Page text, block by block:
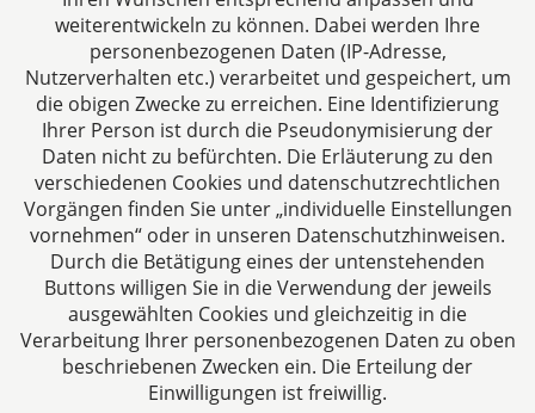
Impressum
Datenschutzerklärung
weiterentwickeln zu können. Dabei werden Ihre
personenbezogenen Daten (IP-Adresse,
Nutzerverhalten etc.) verarbeitet und gespeichert, um
die obigen Zwecke zu erreichen. Eine Identifizierung
Ihrer Person ist durch die Pseudonymisierung der
Daten nicht zu befürchten. Die Erläuterung zu den
verschiedenen Cookies und datenschutzrechtlichen
Vorgängen finden Sie unter „individuelle Einstellungen
vornehmen“ oder in unseren Datenschutzhinweisen.
Durch die Betätigung eines der untenstehenden
Buttons willigen Sie in die Verwendung der jeweils
ausgewählten Cookies und gleichzeitig in die
Verarbeitung Ihrer personenbezogenen Daten zu oben
beschriebenen Zwecken ein. Die Erteilung der
Einwilligungen ist freiwillig.